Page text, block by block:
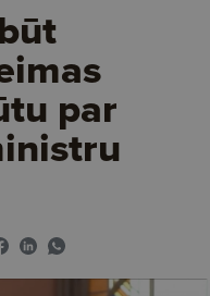
par